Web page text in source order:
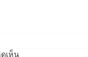
เห็น